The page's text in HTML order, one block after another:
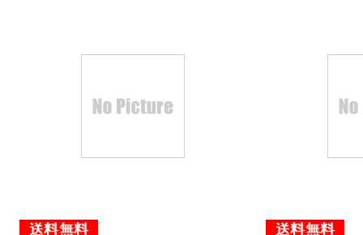
送料無料 送料無料